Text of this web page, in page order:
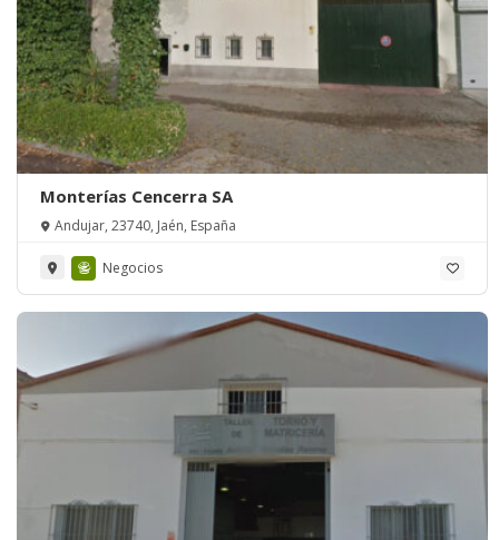
Monterías Cencerra SA
Andujar, 23740, Jaén, España
Negocios